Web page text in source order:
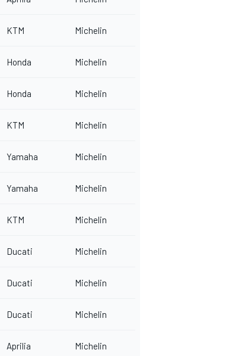
KTM Michelin
Honda Michelin
Honda Michelin
KTM Michelin
Yamaha Michelin
Yamaha Michelin
KTM Michelin
Ducati Michelin
Ducati Michelin
Ducati Michelin
Aprilia Michelin